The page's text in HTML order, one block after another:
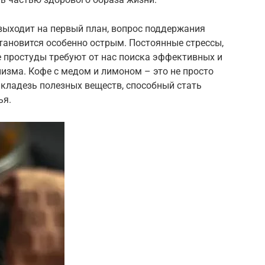
на первый план, вопрос поддержания
особенно острым. Постоянные стрессы,
простуды требуют от нас поиска эффективных и
Кофе с медом и лимоном – это не просто
полезных веществ, способный стать